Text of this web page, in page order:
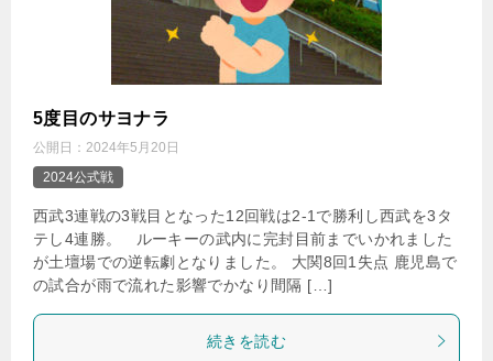
5度目のサヨナラ
公開日： 2024年5月20日
2024公式戦
西武3連戦の3戦目となった12回戦は2-1で勝利し西武を3タ
テし4連勝。 ルーキーの武内に完封目前までいかれました
が土壇場での逆転劇となりました。 大関8回1失点 鹿児島で
の試合が雨で流れた影響でかなり間隔 […]
続きを読む